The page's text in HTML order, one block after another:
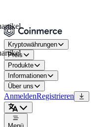
Kryptowährungen
Preis
Produkte
Informationen
Über uns
AnmeldenRegistrieren